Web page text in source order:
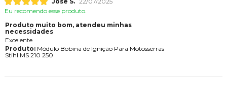
Eu recomendo esse produto.
Produto muito bom, atendeu minhas
necessidades
Excelente
Produto:Módulo Bobina de Ignição Para Motosserras
Stihl MS 210 250